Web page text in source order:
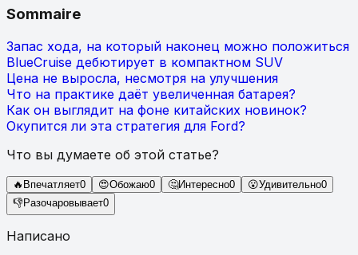
Sommaire
Запас хода, на который наконец можно положиться
BlueCruise дебютирует в компактном SUV
Цена не выросла, несмотря на улучшения
Что на практике даёт увеличенная батарея?
Как он выглядит на фоне китайских новинок?
Окупится ли эта стратегия для Ford?
Что вы думаете об этой статье?
🔥 Впечатляет0 😍Обожаю0 🤔Интересно0 😮Удивительно0
👎Разочаровывает0
Написано